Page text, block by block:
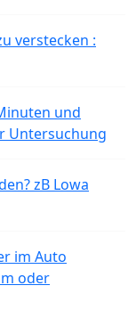
verstecken :
und
Untersuchung
zB Lowa
im Auto
oder